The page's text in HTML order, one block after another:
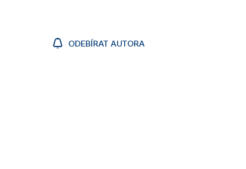
ODEBÍRAT AUTORA